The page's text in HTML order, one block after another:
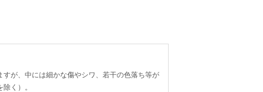
が、中には細かな傷やシワ、若干の色落ち等が
く）。